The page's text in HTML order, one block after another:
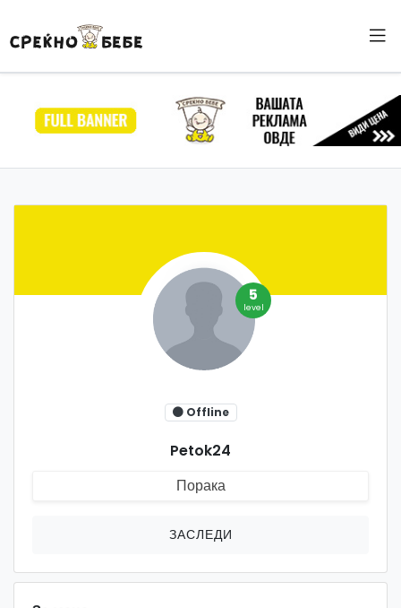
5
level
Offline
Petok24
Порака
ЗАСЛЕДИ